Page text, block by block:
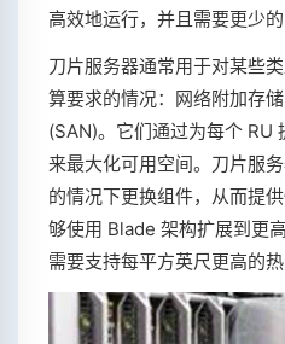
高效地运行，并且需要更少的
刀片服务器通常用于对某些
算要求的情况：网络附加存
(SAN)。它们通过为每个 RU
来最大化可用空间。刀片服
的情况下更换组件，从而提
够使用 Blade 架构扩展到更
需要支持每平方英尺更高的热